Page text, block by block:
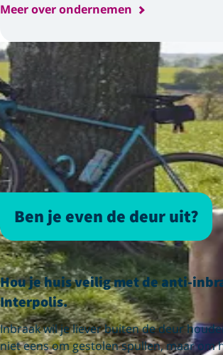
Meer over ondernemen
Ben je even de deur uit?
Hou je huis veilig met de anti-
Interpolis.
Inbraak wil je liever buiten de deur
niet eens om gestolen spullen, maar om